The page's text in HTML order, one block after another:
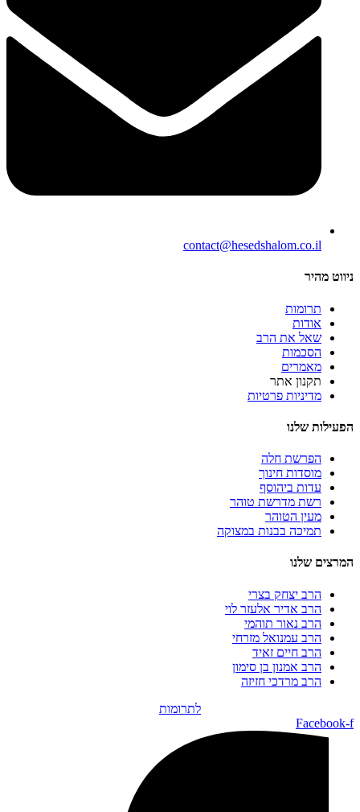
contact@hesedshalom.co.il
ניווט מהיר
תרומות
אודות
שאל את הרב
הסכמות
מאמרים
תקנון אתר
מדיניות פרטיות
הפעילות שלנו
הפרשת חלה
מוסדות חינוך
עדות ביהוסף
רשת מדרשת טוהר
מעין הטוהר
תמיכה בבנות במצוקה
המרצים שלנו
הרב יצחק בצרי
הרב אדיר אלעזר לוי
הרב נאור תוהמי
הרב עמנואל מזרחי
הרב חיים זאיד
הרב אמנון בן סימון
הרב מרדכי חזיזה
לתרומות
Facebook-f